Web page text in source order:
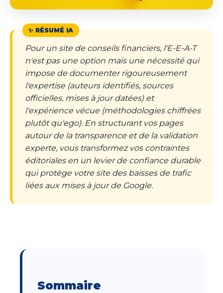
Pour un site de conseils financiers, l'E-E-A-T
n'est pas une option mais une nécessité qui
impose de documenter rigoureusement
l'expertise (auteurs identifiés, sources
officielles, mises à jour datées) et
l'expérience vécue (méthodologies chiffrées
plutôt qu'ego). En structurant vos pages
autour de la transparence et de la validation
experte, vous transformez vos contraintes
éditoriales en un levier de confiance durable
qui protège votre site des baisses de trafic
liées aux mises à jour de Google.
Sommaire